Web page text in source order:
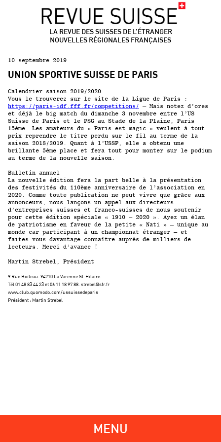
LA REVUE DES SUISSES DE L’ÉTRANGER
NOUVELLES RÉGIONALES FRANÇAISES
10 septembre 2019
UNION SPORTIVE SUISSE DE PARIS
Calendrier saison 2019/2020
Vous le trouverez sur le site de la Ligue de Paris :
https://paris-idf.fff.fr/competitions/ – Mais notez d’ores
et déjà le big match du dimanche 3 novembre entre l’US
Suisse de Paris et le PSG au Stade de la Plaine, Paris
15ème. Les amateurs du « Paris est magic » veulent à tout
prix reprendre le titre perdu sur le fil au terme de la
saison 2018/2019. Quant à l’USSP, elle a obtenu une
brillante 5ème place et fera tout pour monter sur le podium
au terme de la nouvelle saison.
Bulletin annuel
La nouvelle édition fera la part belle à la présentation
des festivités du 110ème anniversaire de l’association en
2020. Comme toute publication ne peut vivre que grâce aux
annonceurs, nous lançons un appel aux directeurs
d’entreprises suisses et franco-suisses de nous soutenir
pour cette édition spéciale « 1910 – 2020 ». Ayez un élan
de patriotisme en faveur de la petite « Nati » – unique au
monde car participant à un championnat étranger – et
faites-vous davantage connaître auprès de milliers de
lecteurs. Merci d’avance !
Martin Strebel, Président
9 Rue Boileau. 94210 La Varenne St-Hilaire.
Tél 01 48 83 44 23 et 06 11 18 97 88. strebel@sfr.fr
www.club.quomodo.com/ussuissedeparis
Président : Martin Strebel
MENU